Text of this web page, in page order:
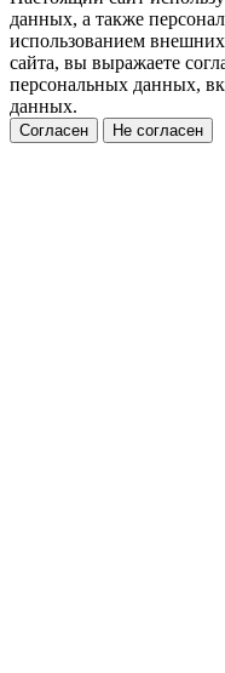
данных, а также
использованием
сайта, вы выражаете
персональных данных,
данных.
Согласен Не согласен